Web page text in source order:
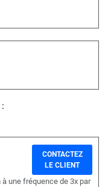
une fréquence de 3x par
CONTACTEZ
LE CLIENT